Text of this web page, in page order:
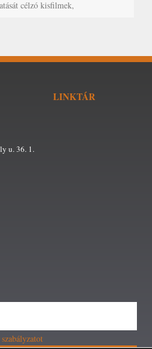
célzó kisfilmek,
u. 36. 1.
LINKTÁR